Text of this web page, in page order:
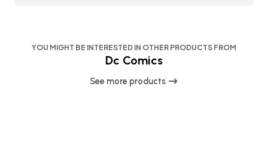
YOU MIGHT BE INTERESTED IN OTHER PRODUCTS FROM
Dc Comics
See more products